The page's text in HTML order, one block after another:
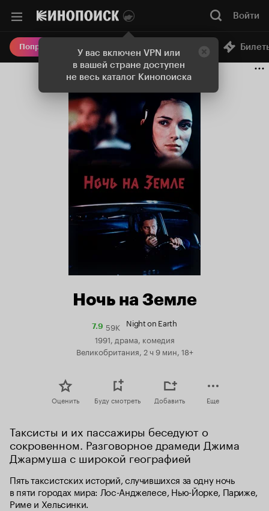
У вас включен VPN или
в вашей стране доступен
не весь каталог Кинопоиска
Войти
Попробовать Плюс Онлайн-кинотеатр
Ночь на Земле
7.9Рейтинг
Кинопоиска
7.9
59K Night on Earth
1991, драма, комедия
Великобритания, 2 ч 9 мин, 18+
Оценить Буду смотреть Добавить Еще
Таксисты и их пассажиры беседуют о
сокровенном. Разговорное драмеди Джима
Джармуша с широкой географией
Пять таксистских историй, случившихся за одну ночь
в пяти городах мира: Лос-Анджелесе, Нью-Йорке, Париже,
Риме и Хельсинки.